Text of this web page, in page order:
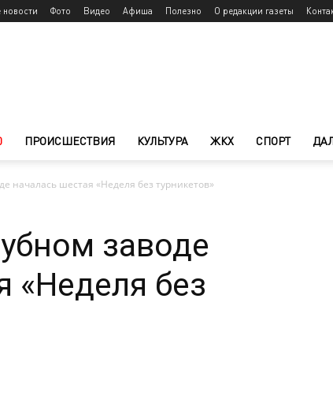
новости Фото Видео Афиша Полезно О редакции газеты
ПРОИСШЕСТВИЯ КУЛЬТУРА ЖКХ СПОРТ
началась шестая «Неделя без турникетов»
заводе
«Неделя без